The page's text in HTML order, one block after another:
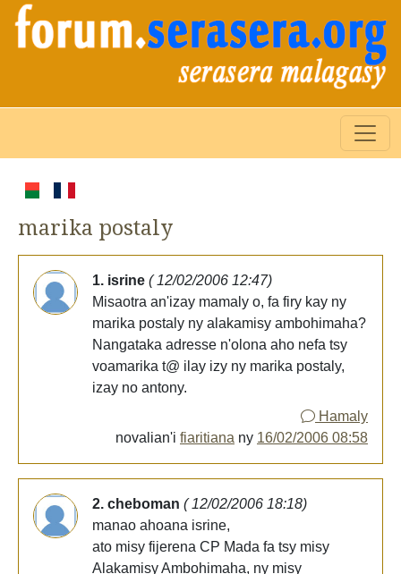
marika postaly
1. isrine ( 12/02/2006 12:47)
Misaotra an'izay mamaly o, fa firy kay ny
marika postaly ny alakamisy ambohimaha?
Nangataka adresse n'olona aho nefa tsy
voamarika t@ ilay izy ny marika postaly,
izay no antony.
Hamaly
novalian'i fiaritiana ny 16/02/2006 08:58
2. cheboman ( 12/02/2006 18:18)
manao ahoana isrine,
ato misy fijerena CP Mada fa tsy misy
Alakamisy Ambohimaha, ny misy